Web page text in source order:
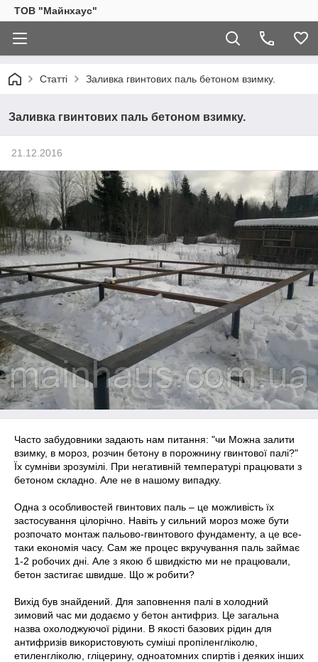
ТОВ "Майнхаус"
Статті Заливка гвинтових паль бетоном взимку.
Заливка гвинтових паль бетоном взимку.
21.12.2016
Часто забудовники задають нам питання: "чи Можна залити
взимку, в мороз, розчин бетону в порожнину гвинтової палі?"
Їх сумніви зрозумілі. При негативній температурі працювати з
бетоном складно. Але не в нашому випадку.
Одна з особливостей гвинтових паль – це можливість їх
застосування цілорічно. Навіть у сильний мороз може бути
розпочато монтаж пальово-гвинтового фундаменту, а це все-
таки економія часу. Сам же процес вкручування паль займає
1-2 робочих дні. Але з якою б швидкістю ми не працювали,
бетон застигає швидше. Що ж робити?
Вихід був знайдений. Для заповнення палі в холодний
зимовий час ми додаємо у бетон антифриз. Це загальна
назва охолоджуючої рідини. В якості базових рідин для
антифризів використовують суміші пропіленгліколю,
етиленгліколю, гліцерину, одноатомних спиртів і деяких інших